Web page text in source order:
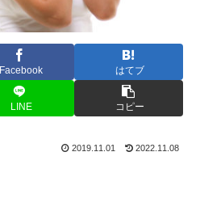
Facebook はてブ
LINE コピー
2019.11.01 2022.11.08